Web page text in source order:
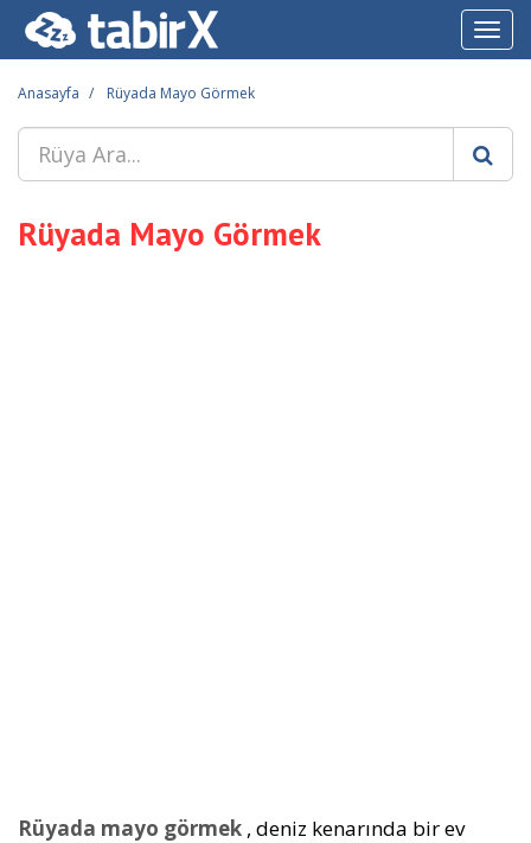
Anasayfa Rüyada Mayo Görmek
Rüyada Mayo Görmek
Rüyada mayo görmek , deniz kenarında bir ev